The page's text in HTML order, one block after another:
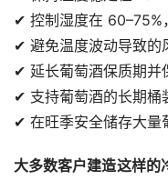
✔ 控制湿度在 60–75%
✔ 避免温度波动导致的
✔ 延长葡萄酒保质期并
✔ 支持葡萄酒的长期桶
✔ 在旺季安全储存大量
大多数客户建造这样的